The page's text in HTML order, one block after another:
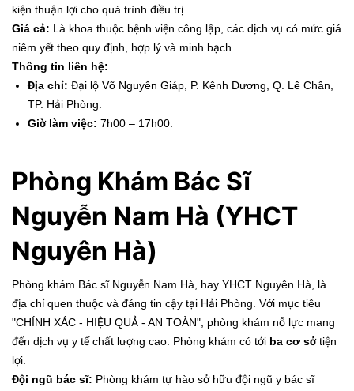
kiện thuận lợi cho quá trình điều trị.
Giá cả: Là khoa thuộc bệnh viện công lập, các dịch vụ có mức giá
niêm yết theo quy định, hợp lý và minh bạch.
Thông tin liên hệ:
Địa chỉ: Đại lộ Võ Nguyên Giáp, P. Kênh Dương, Q. Lê Chân,
TP. Hải Phòng.
Giờ làm việc: 7h00 – 17h00.
Phòng Khám Bác Sĩ
Nguyễn Nam Hà (YHCT
Nguyên Hà)
Phòng khám Bác sĩ Nguyễn Nam Hà, hay YHCT Nguyên Hà, là
địa chỉ quen thuộc và đáng tin cậy tại Hải Phòng. Với mục tiêu
"CHÍNH XÁC - HIỆU QUẢ - AN TOÀN", phòng khám nỗ lực mang
đến dịch vụ y tế chất lượng cao. Phòng khám có tới ba cơ sởtiện
lợi.
Đội ngũ bác sĩ: Phòng khám tự hào sở hữu đội ngũ y bác sĩ